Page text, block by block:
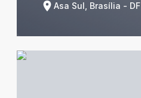
Asa Sul, Brasília - DF